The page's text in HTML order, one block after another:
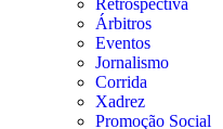
Árbitros
Eventos
Jornalismo
Corrida
Xadrez
Promoção Social